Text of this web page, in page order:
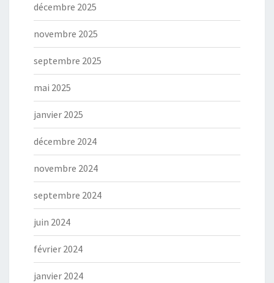
décembre 2025
novembre 2025
septembre 2025
mai 2025
janvier 2025
décembre 2024
novembre 2024
septembre 2024
juin 2024
février 2024
janvier 2024